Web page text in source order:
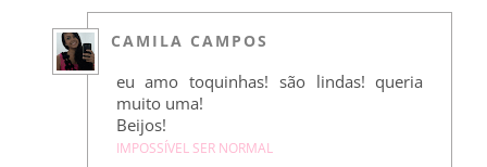
CAMILA CAMPOS
eu amo toquinhas! são lindas! queria
muito uma!
Beijos!
IMPOSSÍVEL SER NORMAL